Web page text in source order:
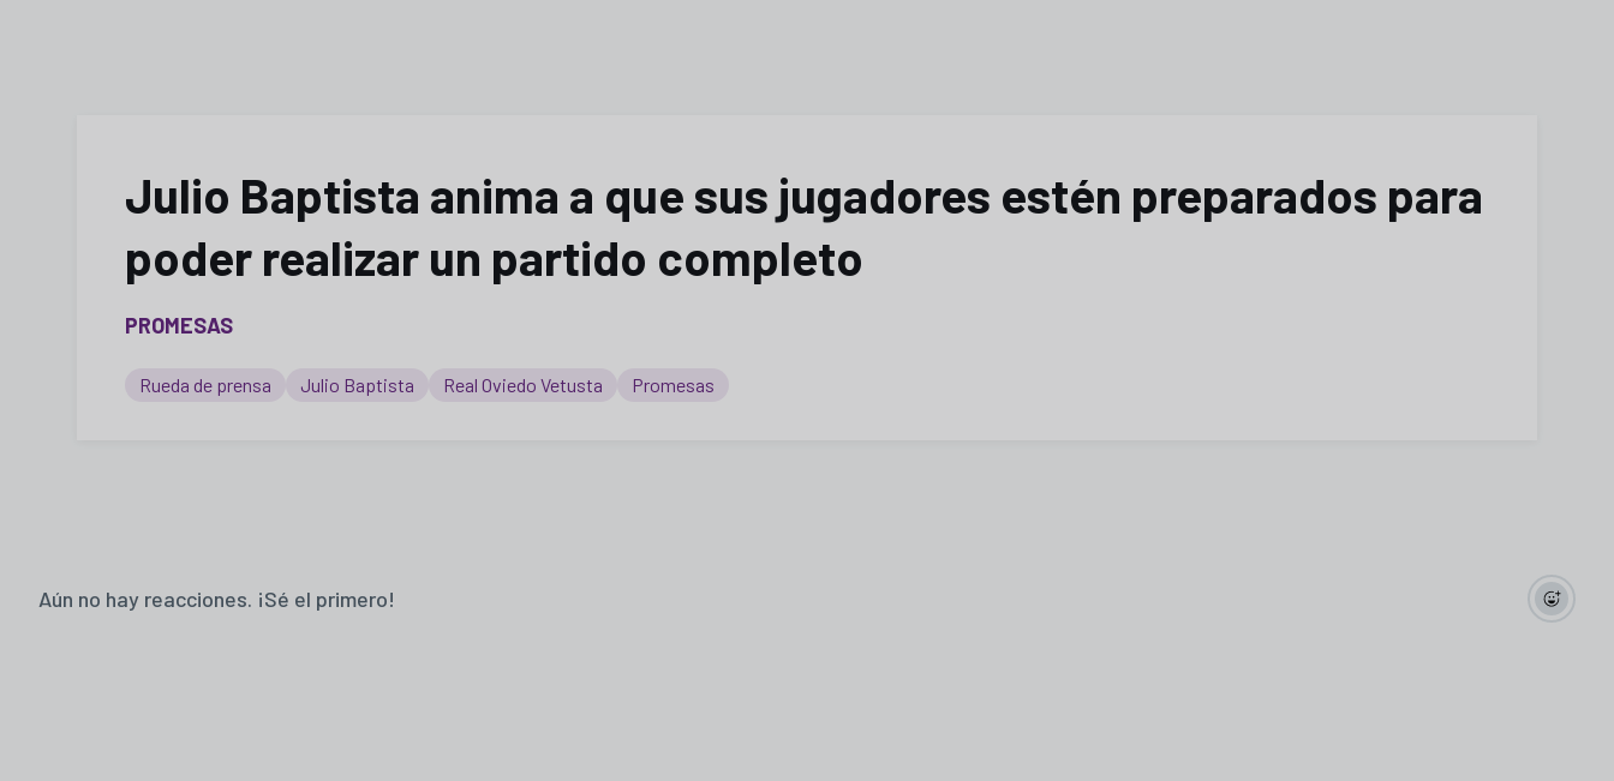
Julio Baptista anima a que sus jugadores estén preparados para
poder realizar un partido completo
PROMESAS
Rueda de prensa Julio Baptista Real Oviedo Vetusta Promesas
Aún no hay reacciones. ¡Sé el primero!